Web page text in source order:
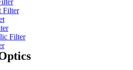
Filter
Filter